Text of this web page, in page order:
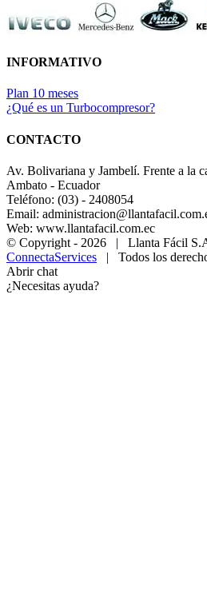
INFORMATIVO
Plan 10 meses
¿Qué es un Turbocompresor?
CONTACTO
Av. Bolivariana y Jambelí. Frente a la
Ambato - Ecuador
Teléfono: (03) - 2408054
Email:
Web: www.llantafacil.com.ec
© Copyright - 2026 | Llanta Fácil
ConnectaServices | Todos los
Abrir chat
¿Necesitas ayuda?